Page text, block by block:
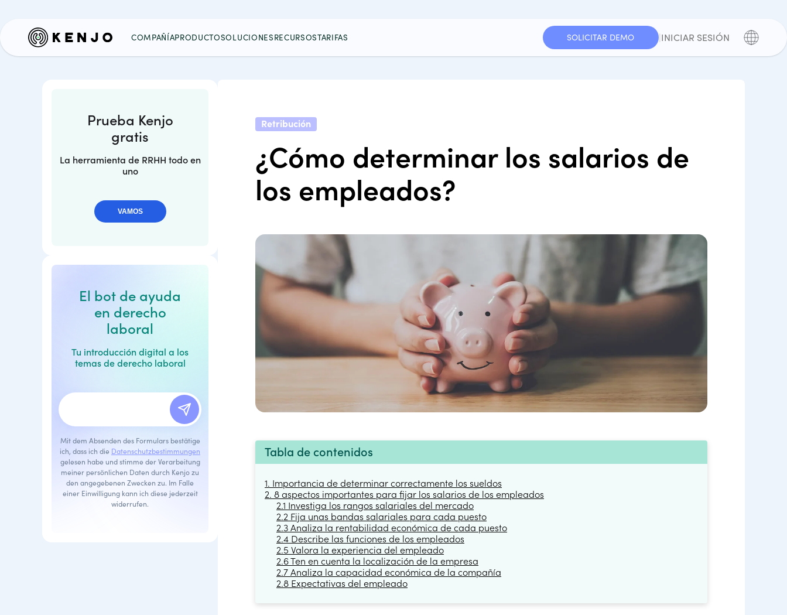
COMPAÑÍAPRODUCTOSOLUCIONESRECURSOSTARIFAS SOLICITAR DEMO |INICIAR SESIÓN
Prueba Kenjo
gratis
La herramienta de RRHH todo en
uno
VAMOS
El bot de ayuda
en derecho
laboral
Tu introducción digital a los
temas de derecho laboral
Mit dem Absenden des Formulars bestätige
ich, dass ich die Datenschutzbestimmungen
gelesen habe und stimme der Verarbeitung
meiner persönlichen Daten durch Kenjo zu
den angegebenen Zwecken zu. Im Falle
einer Einwilligung kann ich diese jederzeit
widerrufen.
Retribución
¿Cómo determinar los salarios de
los empleados?
Tabla de contenidos
1. Importancia de determinar correctamente los sueldos
2. 8 aspectos importantes para fijar los salarios de los empleados
2.1 Investiga los rangos salariales del mercado
2.2 Fija unas bandas salariales para cada puesto
2.3 Analiza la rentabilidad económica de cada puesto
2.4 Describe las funciones de los empleados
2.5 Valora la experiencia del empleado
2.6 Ten en cuenta la localización de la empresa
2.7 Analiza la capacidad económica de la compañía
2.8 Expectativas del empleado